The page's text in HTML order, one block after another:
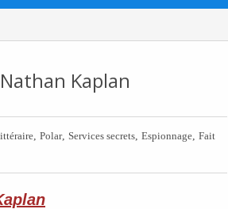
Kaplan
Polar, Services secrets Espionnage
Fait